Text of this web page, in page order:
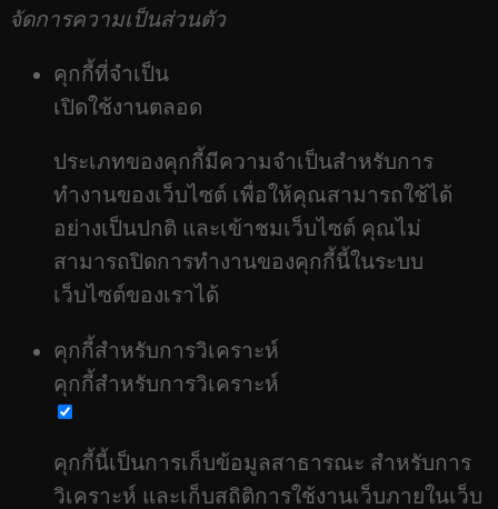
จัดการความเป็นส่วนตัว
คุกกี้ที่จำเป็น
เปิดใช้งานตลอด
ประเภทของคุกกี้มีความจำเป็นสำหรับการ
ทำงานของเว็บไซต์ เพื่อให้คุณสามารถใช้ได้
อย่างเป็นปกติ และเข้าชมเว็บไซต์ คุณไม่
สามารถปิดการทำงานของคุกกี้นี้ในระบบ
เว็บไซต์ของเราได้
คุกกี้สำหรับการวิเคราะห์
คุกกี้สำหรับการวิเคราะห์
คุกกี้นี้เป็นการเก็บข้อมูลสาธารณะ สำหรับการ
วิเคราะห์ และเก็บสถิติการใช้งานเว็บภายในเว็บ